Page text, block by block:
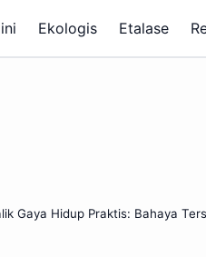
Ekologis Etalase
Gaya Hidup Praktis: Bahaya